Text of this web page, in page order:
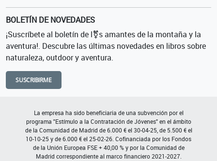
BOLETÍN DE NOVEDADES
¡Suscríbete al boletín de l⚧s amantes de la montaña y la
aventura!. Descubre las últimas novedades en libros sobre
naturaleza, outdoor y aventura.
SUSCRIBIRME
La empresa ha sido beneficiaria de una subvención por el
programa "Estímulo a la Contratación de Jóvenes" en el ámbito
de la Comunidad de Madrid de 6.000 € el 30-04-25, de 5.500 € el
10-10-25 y de 6.000 € el 25-02-26. Cofinanciada por los Fondos
de la Unión Europea FSE + 40,00 % y por la Comunidad de
Madrid correspondiente al marco financiero 2021-2027.